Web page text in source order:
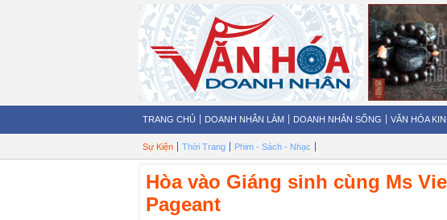
TRANG CHỦ DOANH NHÂN LÀM DOANH NHÂN SỐNG VĂN HÓA
Sự Kiện Thời Trang Phim - Sách - Nhạc
Hòa vào Giáng sinh cùng Ms
Pageant